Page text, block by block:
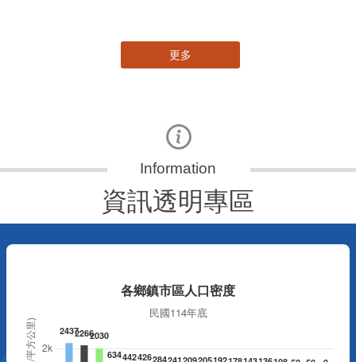
典禮，此為苗栗市第27個、全縣第236處的據
點。苗栗縣長鍾東錦上午主持揭牌儀式，頒發15
萬元開辦費，鼓勵長輩多參加據點活動，可以更
加健康、長壽。 坐落於苗栗市維祥里光華街89
號的社區照顧關懷據點，今 ...